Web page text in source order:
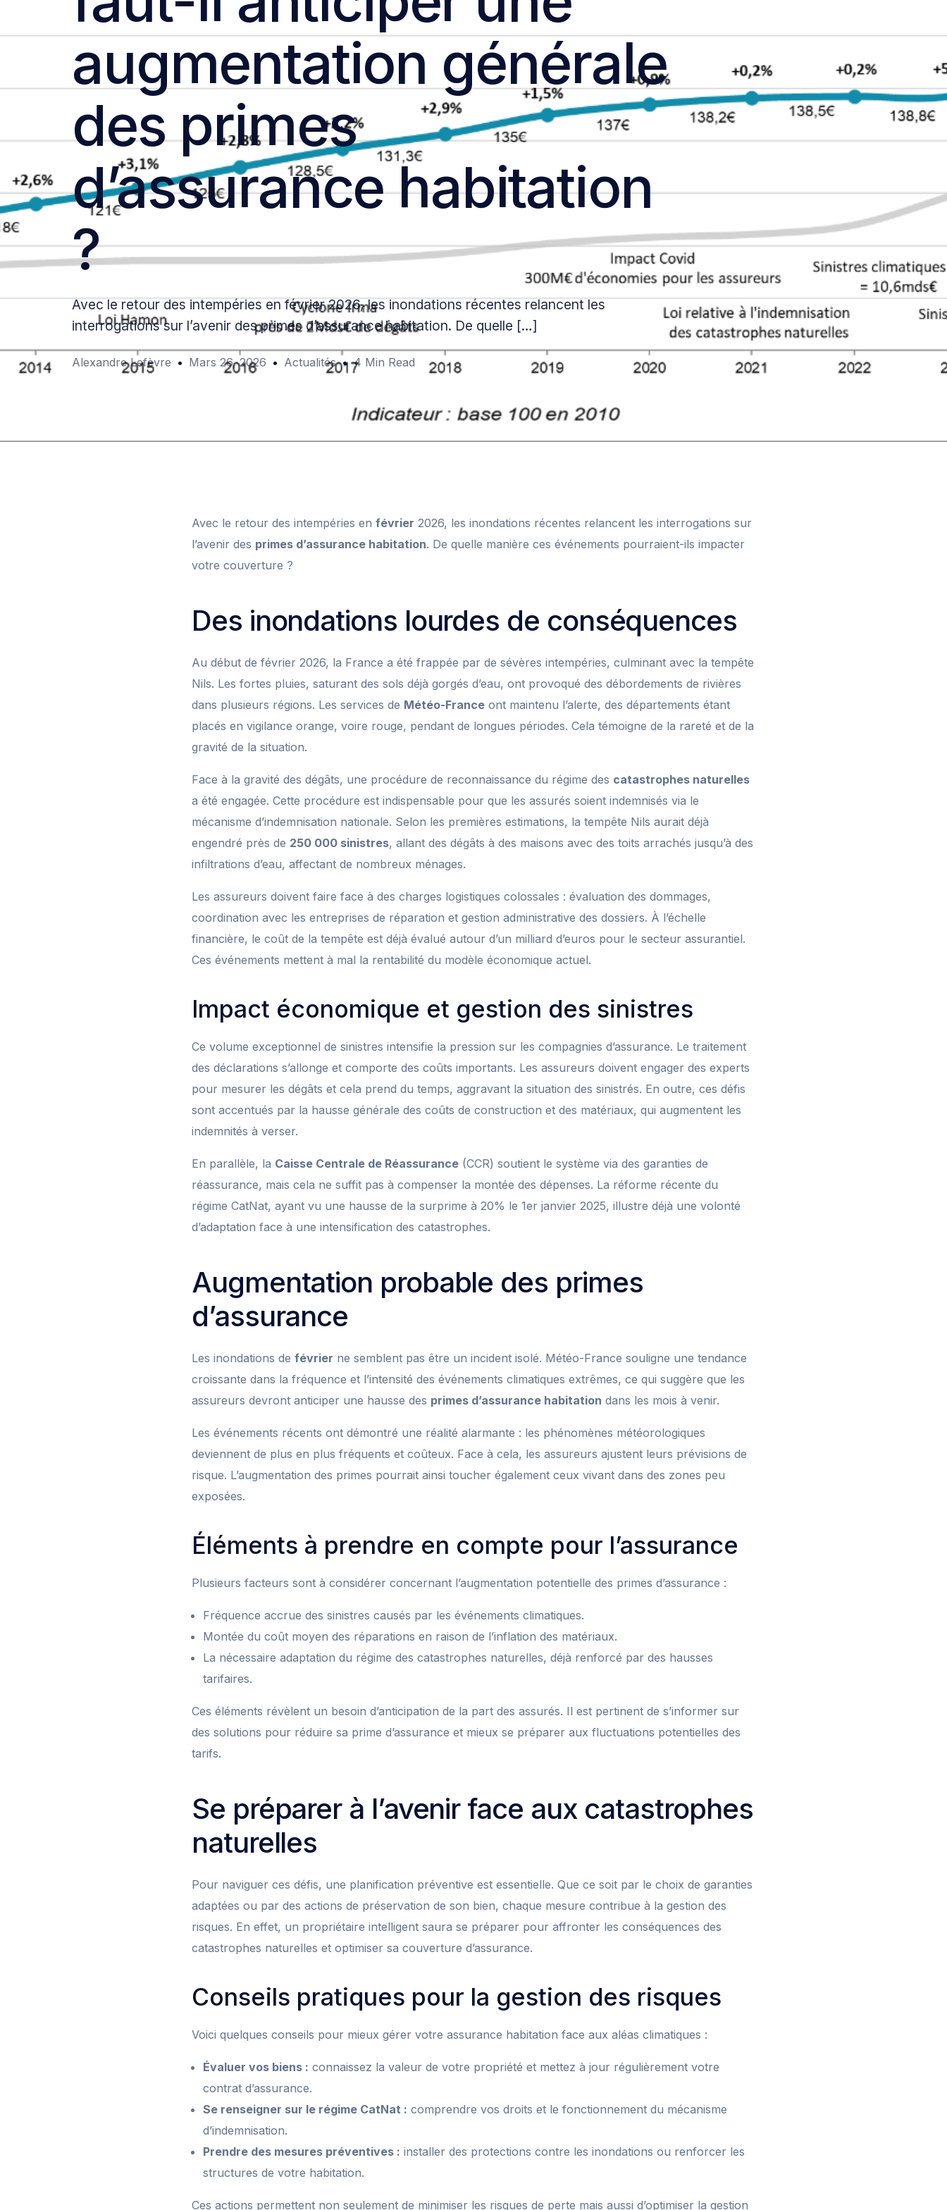
Assurance habitation à Nice
Assurance habitation à Toulouse
Assurance habitation à Lyon
Assurance habitation à Paris
augmentation générale
des primes
d’assurance habitation
?
Avec le retour des intempéries en février 2026, les inondations récentes relancent les
interrogations sur l’avenir des primes d’assurance habitation. De quelle […]
Alexandre Lefèvre Mars 26, 2026 Actualités 4 Min Read
Avec le retour des intempéries en février 2026, les inondations récentes relancent les interrogations sur
l’avenir des primes d’assurance habitation. De quelle manière ces événements pourraient-ils impacter
votre couverture ?
Des inondations lourdes de conséquences
Au début de février 2026, la France a été frappée par de sévères intempéries, culminant avec la tempête
Nils. Les fortes pluies, saturant des sols déjà gorgés d’eau, ont provoqué des débordements de rivières
dans plusieurs régions. Les services de Météo-France ont maintenu l’alerte, des départements étant
placés en vigilance orange, voire rouge, pendant de longues périodes. Cela témoigne de la rareté et de la
gravité de la situation.
Face à la gravité des dégâts, une procédure de reconnaissance du régime des catastrophes naturelles
a été engagée. Cette procédure est indispensable pour que les assurés soient indemnisés via le
mécanisme d’indemnisation nationale. Selon les premières estimations, la tempête Nils aurait déjà
engendré près de 250 000 sinistres, allant des dégâts à des maisons avec des toits arrachés jusqu’à des
infiltrations d’eau, affectant de nombreux ménages.
Les assureurs doivent faire face à des charges logistiques colossales : évaluation des dommages,
coordination avec les entreprises de réparation et gestion administrative des dossiers. À l’échelle
financière, le coût de la tempête est déjà évalué autour d’un milliard d’euros pour le secteur assurantiel.
Ces événements mettent à mal la rentabilité du modèle économique actuel.
Impact économique et gestion des sinistres
Ce volume exceptionnel de sinistres intensifie la pression sur les compagnies d’assurance. Le traitement
des déclarations s’allonge et comporte des coûts importants. Les assureurs doivent engager des experts
pour mesurer les dégâts et cela prend du temps, aggravant la situation des sinistrés. En outre, ces défis
sont accentués par la hausse générale des coûts de construction et des matériaux, qui augmentent les
indemnités à verser.
En parallèle, la Caisse Centrale de Réassurance (CCR) soutient le système via des garanties de
réassurance, mais cela ne suffit pas à compenser la montée des dépenses. La réforme récente du
régime CatNat, ayant vu une hausse de la surprime à 20% le 1er janvier 2025, illustre déjà une volonté
d’adaptation face à une intensification des catastrophes.
Augmentation probable des primes
d’assurance
Les inondations de février ne semblent pas être un incident isolé. Météo-France souligne une tendance
croissante dans la fréquence et l’intensité des événements climatiques extrêmes, ce qui suggère que les
assureurs devront anticiper une hausse des primes d’assurance habitation dans les mois à venir.
Les événements récents ont démontré une réalité alarmante : les phénomènes météorologiques
deviennent de plus en plus fréquents et coûteux. Face à cela, les assureurs ajustent leurs prévisions de
risque. L’augmentation des primes pourrait ainsi toucher également ceux vivant dans des zones peu
exposées.
Éléments à prendre en compte pour l’assurance
Plusieurs facteurs sont à considérer concernant l’augmentation potentielle des primes d’assurance :
Fréquence accrue des sinistres causés par les événements climatiques.
Montée du coût moyen des réparations en raison de l’inflation des matériaux.
La nécessaire adaptation du régime des catastrophes naturelles, déjà renforcé par des hausses
tarifaires.
Ces éléments révèlent un besoin d’anticipation de la part des assurés. Il est pertinent de s’informer sur
des solutions pour réduire sa prime d’assurance et mieux se préparer aux fluctuations potentielles des
tarifs.
Se préparer à l’avenir face aux catastrophes
naturelles
Pour naviguer ces défis, une planification préventive est essentielle. Que ce soit par le choix de garanties
adaptées ou par des actions de préservation de son bien, chaque mesure contribue à la gestion des
risques. En effet, un propriétaire intelligent saura se préparer pour affronter les conséquences des
catastrophes naturelles et optimiser sa couverture d’assurance.
Conseils pratiques pour la gestion des risques
Voici quelques conseils pour mieux gérer votre assurance habitation face aux aléas climatiques :
Évaluer vos biens : connaissez la valeur de votre propriété et mettez à jour régulièrement votre
contrat d’assurance.
Se renseigner sur le régime CatNat : comprendre vos droits et le fonctionnement du mécanisme
d’indemnisation.
Prendre des mesures préventives : installer des protections contre les inondations ou renforcer les
structures de votre habitation.
Ces actions permettent non seulement de minimiser les risques de perte mais aussi d’optimiser la gestion